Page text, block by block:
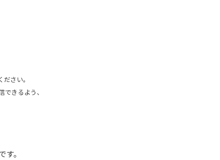
さい。
きるよう、
。